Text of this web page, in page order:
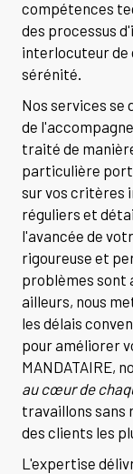
compétences
des processus
interlocuteur de
sérénité.
Nos services se
de
traité de
particulière
sur vos critères
réguliers et
l'avancée de
rigoureuse et
problèmes sont
ailleurs, nous
les délais
pour améliorer
MANDATAIRE,
au cœur de
travaillons sans
des clients les
L'expertise